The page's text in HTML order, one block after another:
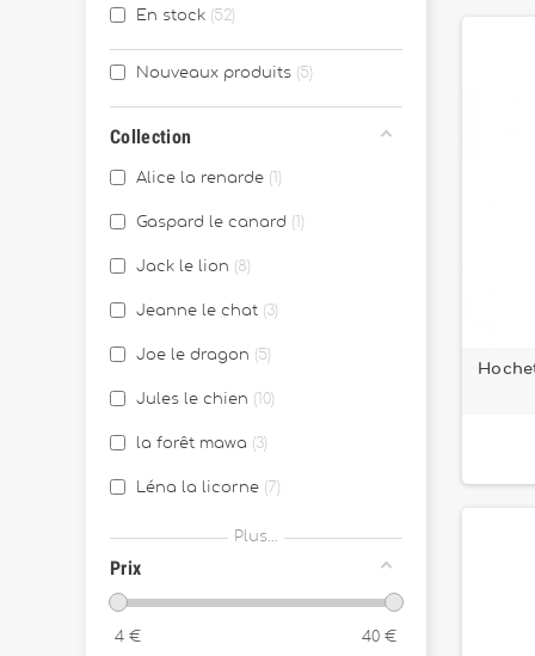
En stock 52
Nouveaux produits 5
Collection
Alice la renarde
Gaspard le canard
Jack le lion 8
Jeanne le chat 3
Joe le dragon 5
Jules le chien 10
la forêt mawa 3
Léna la licorne 7
Léon le hérisson
Louis le loup
Plus...
Prix
4 € 40 €